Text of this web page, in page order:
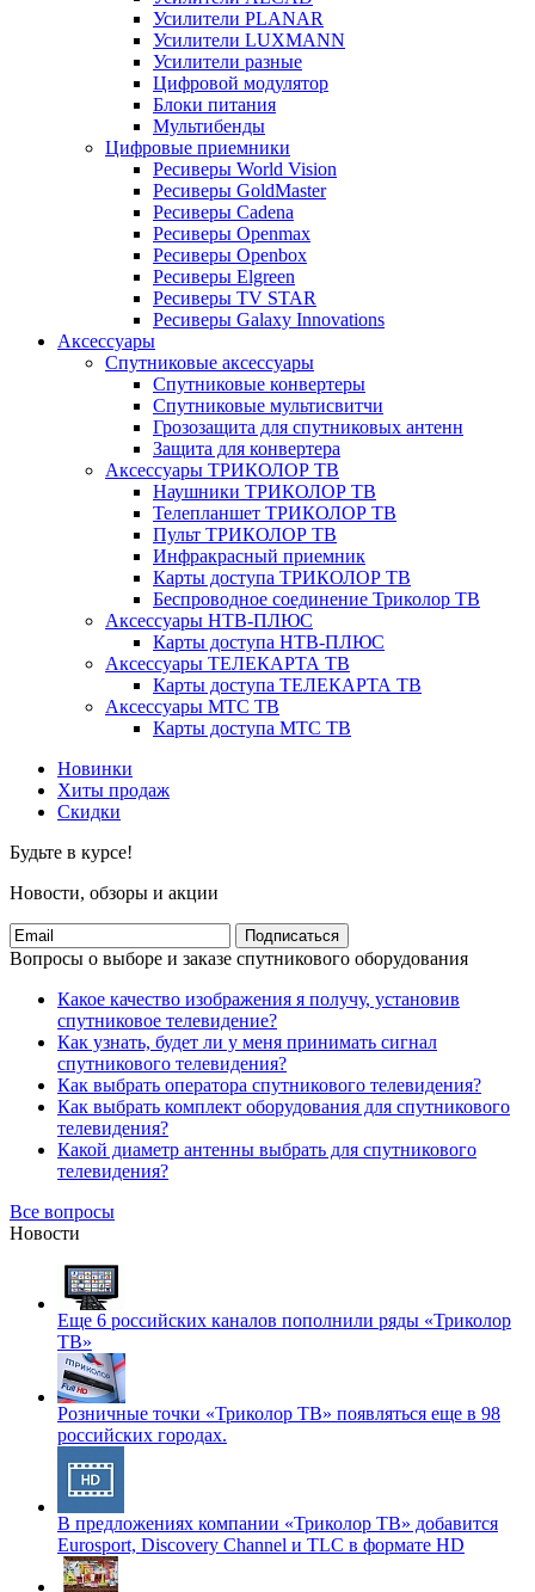
Усилители PLANAR
Усилители LUXMANN
Усилители разные
Цифровой модулятор
Блоки питания
Мультибенды
Цифровые приемники
Ресиверы World Vision
Ресиверы GoldMaster
Ресиверы Cadena
Ресиверы Openmax
Ресиверы Openbox
Ресиверы Elgreen
Ресиверы TV STAR
Ресиверы Galaxy Innovations
Аксессуары
Спутниковые аксессуары
Спутниковые конвертеры
Спутниковые мультисвитчи
Грозозащита для спутниковых антенн
Защита для конвертера
Аксессуары ТРИКОЛОР ТВ
Наушники ТРИКОЛОР ТВ
Телепланшет ТРИКОЛОР ТВ
Пульт ТРИКОЛОР ТВ
Инфракрасный приемник
Карты доступа ТРИКОЛОР ТВ
Беспроводное соединение Триколор ТВ
Аксессуары НТВ-ПЛЮС
Карты доступа НТВ-ПЛЮС
Аксессуары ТЕЛЕКАРТА ТВ
Карты доступа ТЕЛЕКАРТА ТВ
Аксессуары МТС ТВ
Карты доступа МТС ТВ
Новинки
Хиты продаж
Скидки
Будьте в курсе!
Новости, обзоры и акции
Подписаться
Вопросы о выборе и заказе спутникового оборудования
Какое качество изображения я получу, установив
спутниковое телевидение?
Как узнать, будет ли у меня принимать сигнал
спутникового телевидения?
Как выбрать оператора спутникового телевидения?
Как выбрать комплект оборудования для спутникового
телевидения?
Какой диаметр антенны выбрать для спутникового
телевидения?
Все вопросы
Новости
Еще 6 российских каналов пополнили ряды «Триколор
ТВ»
Розничные точки «Триколор ТВ» появляться еще в 98
российских городах.
В предложениях компании «Триколор ТВ» добавится
Eurosport, Discovery Channel и TLC в формате HD